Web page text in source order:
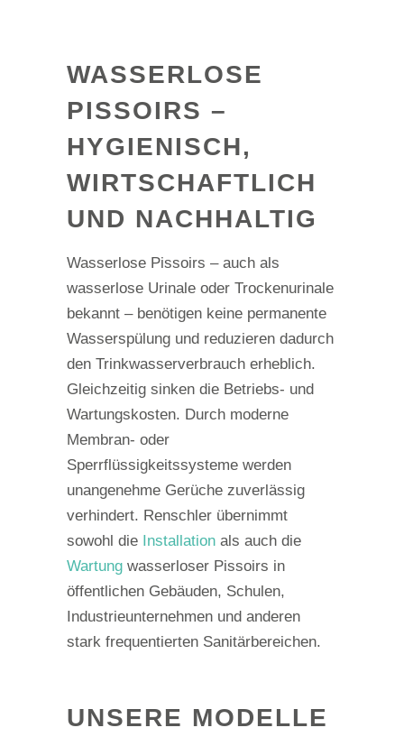
WASSERLOSE
PISSOIRS –
HYGIENISCH,
WIRTSCHAFTLICH
UND NACHHALTIG
Wasserlose Pissoirs – auch als
wasserlose Urinale oder Trockenurinale
bekannt – benötigen keine permanente
Wasserspülung und reduzieren dadurch
den Trinkwasserverbrauch erheblich.
Gleichzeitig sinken die Betriebs- und
Wartungskosten. Durch moderne
Membran- oder
Sperrflüssigkeitssysteme werden
unangenehme Gerüche zuverlässig
verhindert. Renschler übernimmt
sowohl die Installation als auch die
Wartung wasserloser Pissoirs in
öffentlichen Gebäuden, Schulen,
Industrieunternehmen und anderen
stark frequentierten Sanitärbereichen.
UNSERE MODELLE